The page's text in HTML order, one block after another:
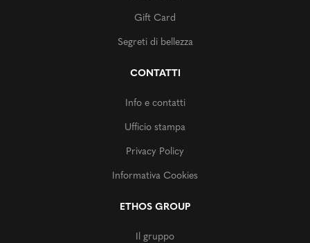
Gift Card
Segreti di bellezza
CONTATTI
Info e contatti
Ufficio stampa
Privacy Policy
Informativa Cookies
ETHOS GROUP
Il gruppo